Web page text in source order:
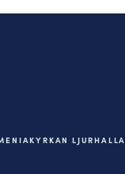
LJURHALLA